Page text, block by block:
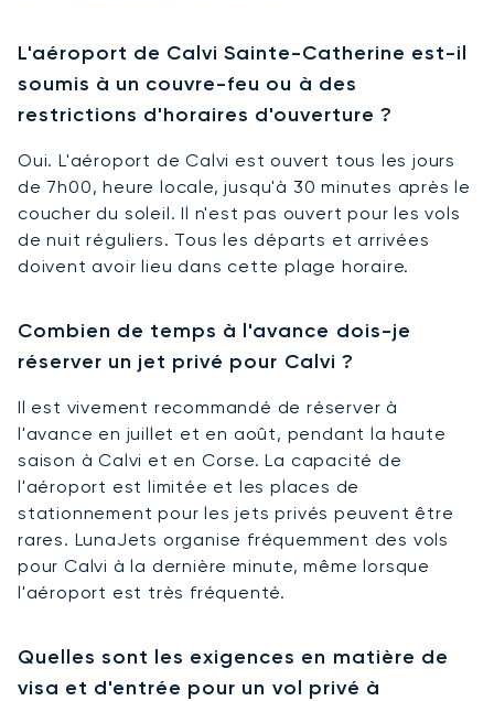
L'aéroport de Calvi Sainte-Catherine est-il
soumis à un couvre-feu ou à des
restrictions d'horaires d'ouverture ?
Oui. L'aéroport de Calvi est ouvert tous les jours
de 7h00, heure locale, jusqu'à 30 minutes après le
coucher du soleil. Il n'est pas ouvert pour les vols
de nuit réguliers. Tous les départs et arrivées
doivent avoir lieu dans cette plage horaire.
Combien de temps à l'avance dois-je
réserver un jet privé pour Calvi ?
Il est vivement recommandé de réserver à
l'avance en juillet et en août, pendant la haute
saison à Calvi et en Corse. La capacité de
l'aéroport est limitée et les places de
stationnement pour les jets privés peuvent être
rares. LunaJets organise fréquemment des vols
pour Calvi à la dernière minute, même lorsque
l'aéroport est très fréquenté.
Quelles sont les exigences en matière de
visa et d'entrée pour un vol privé à